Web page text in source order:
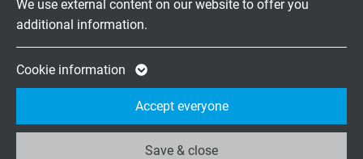
Expire 2 years
Purpose
Google cookie for website analysis.
statistical data on how the visitor uses the
website.
We use external content on our website to offer you
additional information.
Cookie information
Save & close
Accept everyone
+49 (0)2162 898-0
Kurumsal